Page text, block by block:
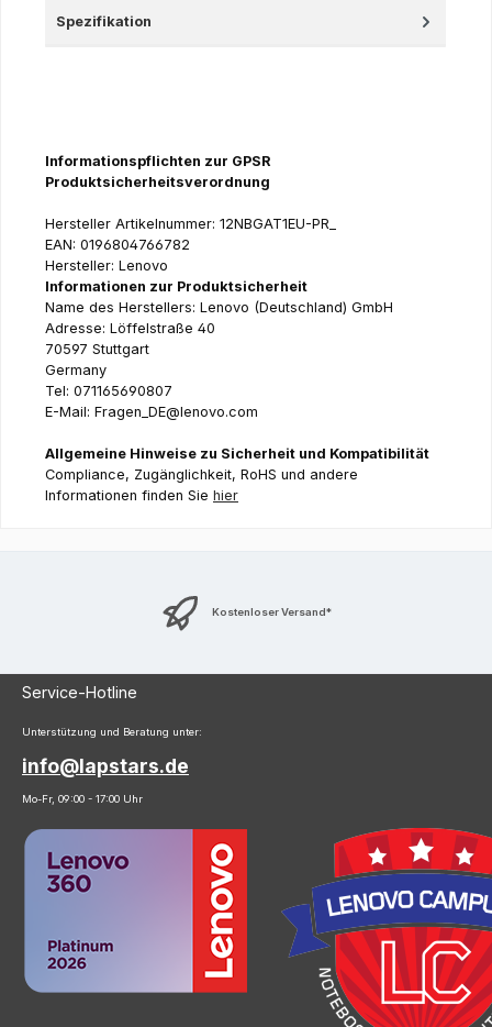
Spezifikation
Informationspflichten zur GPSR
Produktsicherheitsverordnung
Hersteller Artikelnummer: 12NBGAT1EU-PR_
EAN: 0196804766782
Hersteller: Lenovo
Informationen zur Produktsicherheit
Name des Herstellers: Lenovo (Deutschland) GmbH
Adresse: Löffelstraße 40
70597 Stuttgart
Germany
Tel: 071165690807
E-Mail: Fragen_DE@lenovo.com
Allgemeine Hinweise zu Sicherheit und Kompatibilität
Compliance, Zugänglichkeit, RoHS und andere
Informationen finden Sie hier
Kostenloser Versand*
Service-Hotline
Unterstützung und Beratung unter:
info@lapstars.de
Mo-Fr, 09:00 - 17:00 Uhr